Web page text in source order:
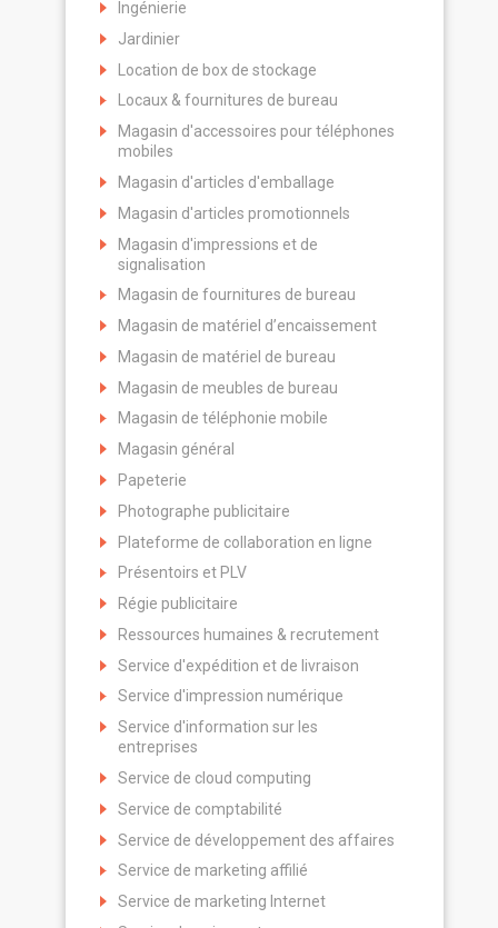
Ingénierie
Jardinier
Location de box de stockage
Locaux & fournitures de bureau
Magasin d'accessoires pour téléphones
mobiles
Magasin d'articles d'emballage
Magasin d'articles promotionnels
Magasin d'impressions et de
signalisation
Magasin de fournitures de bureau
Magasin de matériel d’encaissement
Magasin de matériel de bureau
Magasin de meubles de bureau
Magasin de téléphonie mobile
Magasin général
Papeterie
Photographe publicitaire
Plateforme de collaboration en ligne
Présentoirs et PLV
Régie publicitaire
Ressources humaines & recrutement
Service d'expédition et de livraison
Service d'impression numérique
Service d'information sur les
entreprises
Service de cloud computing
Service de comptabilité
Service de développement des affaires
Service de marketing affilié
Service de marketing Internet